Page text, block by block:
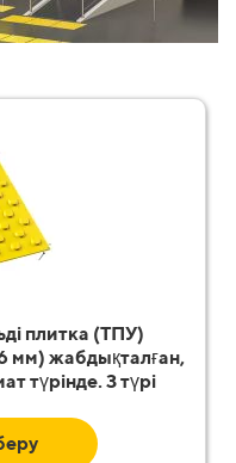
плитка (ТПУ)
мм) жабдықталған,
түрінде. 3 түрі